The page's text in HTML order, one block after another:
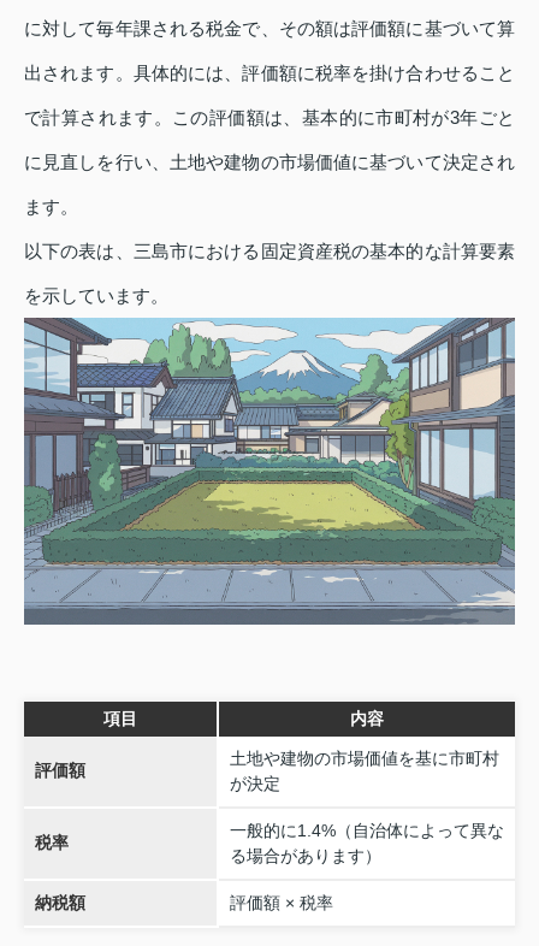
に対して毎年課される税金で、その額は評価額に基づいて算
出されます。具体的には、評価額に税率を掛け合わせること
で計算されます。この評価額は、基本的に市町村が3年ごと
に見直しを行い、土地や建物の市場価値に基づいて決定され
ます。
以下の表は、三島市における固定資産税の基本的な計算要素
を示しています。
項目 内容
評価額
土地や建物の市場価値を基に市町村
が決定
税率
一般的に1.4%（自治体によって異な
る場合があります）
納税額 評価額 × 税率